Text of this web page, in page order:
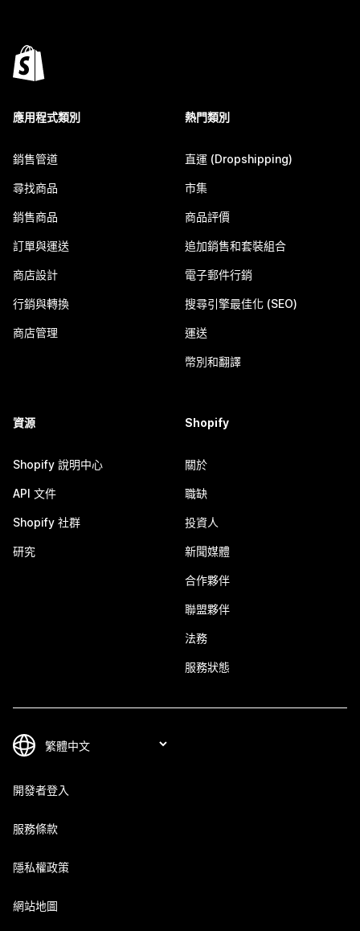
應用程式類別
銷售管道
尋找商品
銷售商品
訂單與運送
商店設計
行銷與轉換
商店管理
熱門類別
直運 (Dropshipping)
市集
商品評價
追加銷售和套裝組合
電子郵件行銷
搜尋引擎最佳化 (SEO)
運送
幣別和翻譯
資源
Shopify 說明中心
API 文件
Shopify 社群
研究
Shopify
關於
職缺
投資人
新聞媒體
合作夥伴
聯盟夥伴
法務
服務狀態
開發者登入
服務條款
隱私權政策
網站地圖